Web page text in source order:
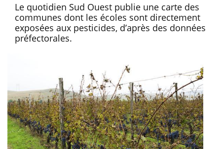
Le quotidien Sud Ouest publie une carte des
communes dont les écoles sont directement
exposées aux pesticides, d’après des données
préfectorales.